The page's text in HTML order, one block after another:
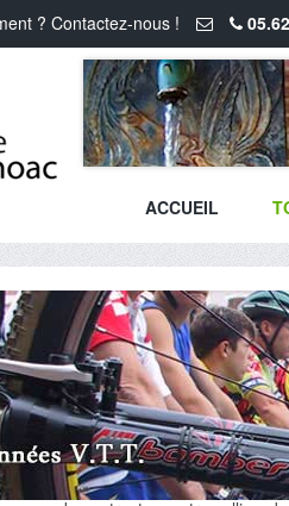
? Contactez-nous !
ACCUEIL